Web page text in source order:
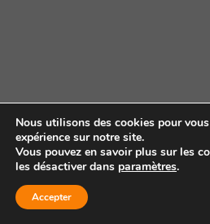
Nous utilisons des cookies pour
expérience sur notre site.
Vous pouvez en savoir plus sur les
les désactiver dans paramètres.
Accepter